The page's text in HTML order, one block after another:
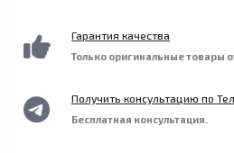
Гарантия качества
Только оригинальные товары
Получить консультацию по
Бесплатная консультация.